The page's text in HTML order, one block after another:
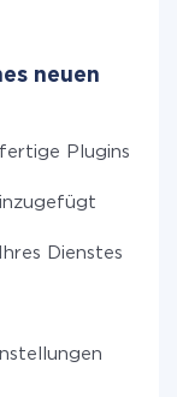
neuen
Plugins
Dienstes